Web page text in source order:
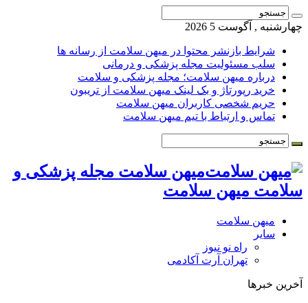
چهارشنبه , آگوست 5 2026
شرایط بازنشر محتوا در میهن سلامت از رسانه ها
سلب مسئولیت مجله پزشکی و درمانی
درباره میهن سلامت؛ مجله پزشکی و سلامت
خرید رپورتاژ و بک لینک میهن سلامت از تریبون
حریم شخصی کاربران میهن سلامت
تماس و ارتباط با تیم میهن سلامت
میهن سلامت مجله پزشکی و
سلامت میهن سلامت
میهن سلامت
سایر
راه نو نیوز
تهران آرت آکادمی
آخرین خبرها